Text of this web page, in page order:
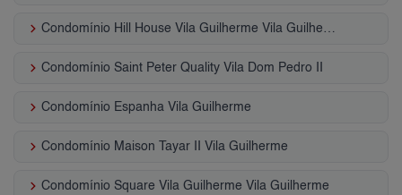
keyboard_arrow_right Condomínio Hill House Vila Guilherme Vila Guilherme
keyboard_arrow_right Condomínio Saint Peter Quality Vila Dom Pedro II
keyboard_arrow_right Condomínio Espanha Vila Guilherme
keyboard_arrow_right Condomínio Maison Tayar II Vila Guilherme
keyboard_arrow_right Condomínio Square Vila Guilherme Vila Guilherme